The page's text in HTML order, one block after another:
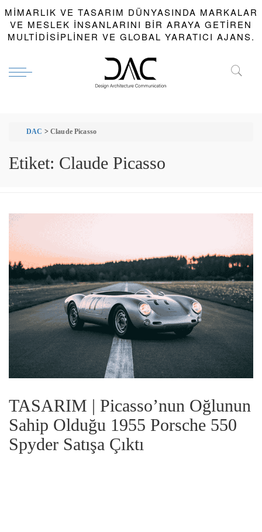
MIMARLIK VE TASARIM DÜNYASINDA MARKALAR
VE MESLEK INSANLARINI BIR ARAYA GETIREN
MULTIDISIPLINER VE GLOBAL YARATICI AJANS.
DAC > Claude Picasso
Etiket: Claude Picasso
TASARIM | Picasso’nun Oğlunun
Sahip Olduğu 1955 Porsche 550
Spyder Satışa Çıktı